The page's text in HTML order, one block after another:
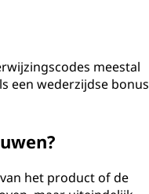
meestal
een wederzijdse bonus
het product of de